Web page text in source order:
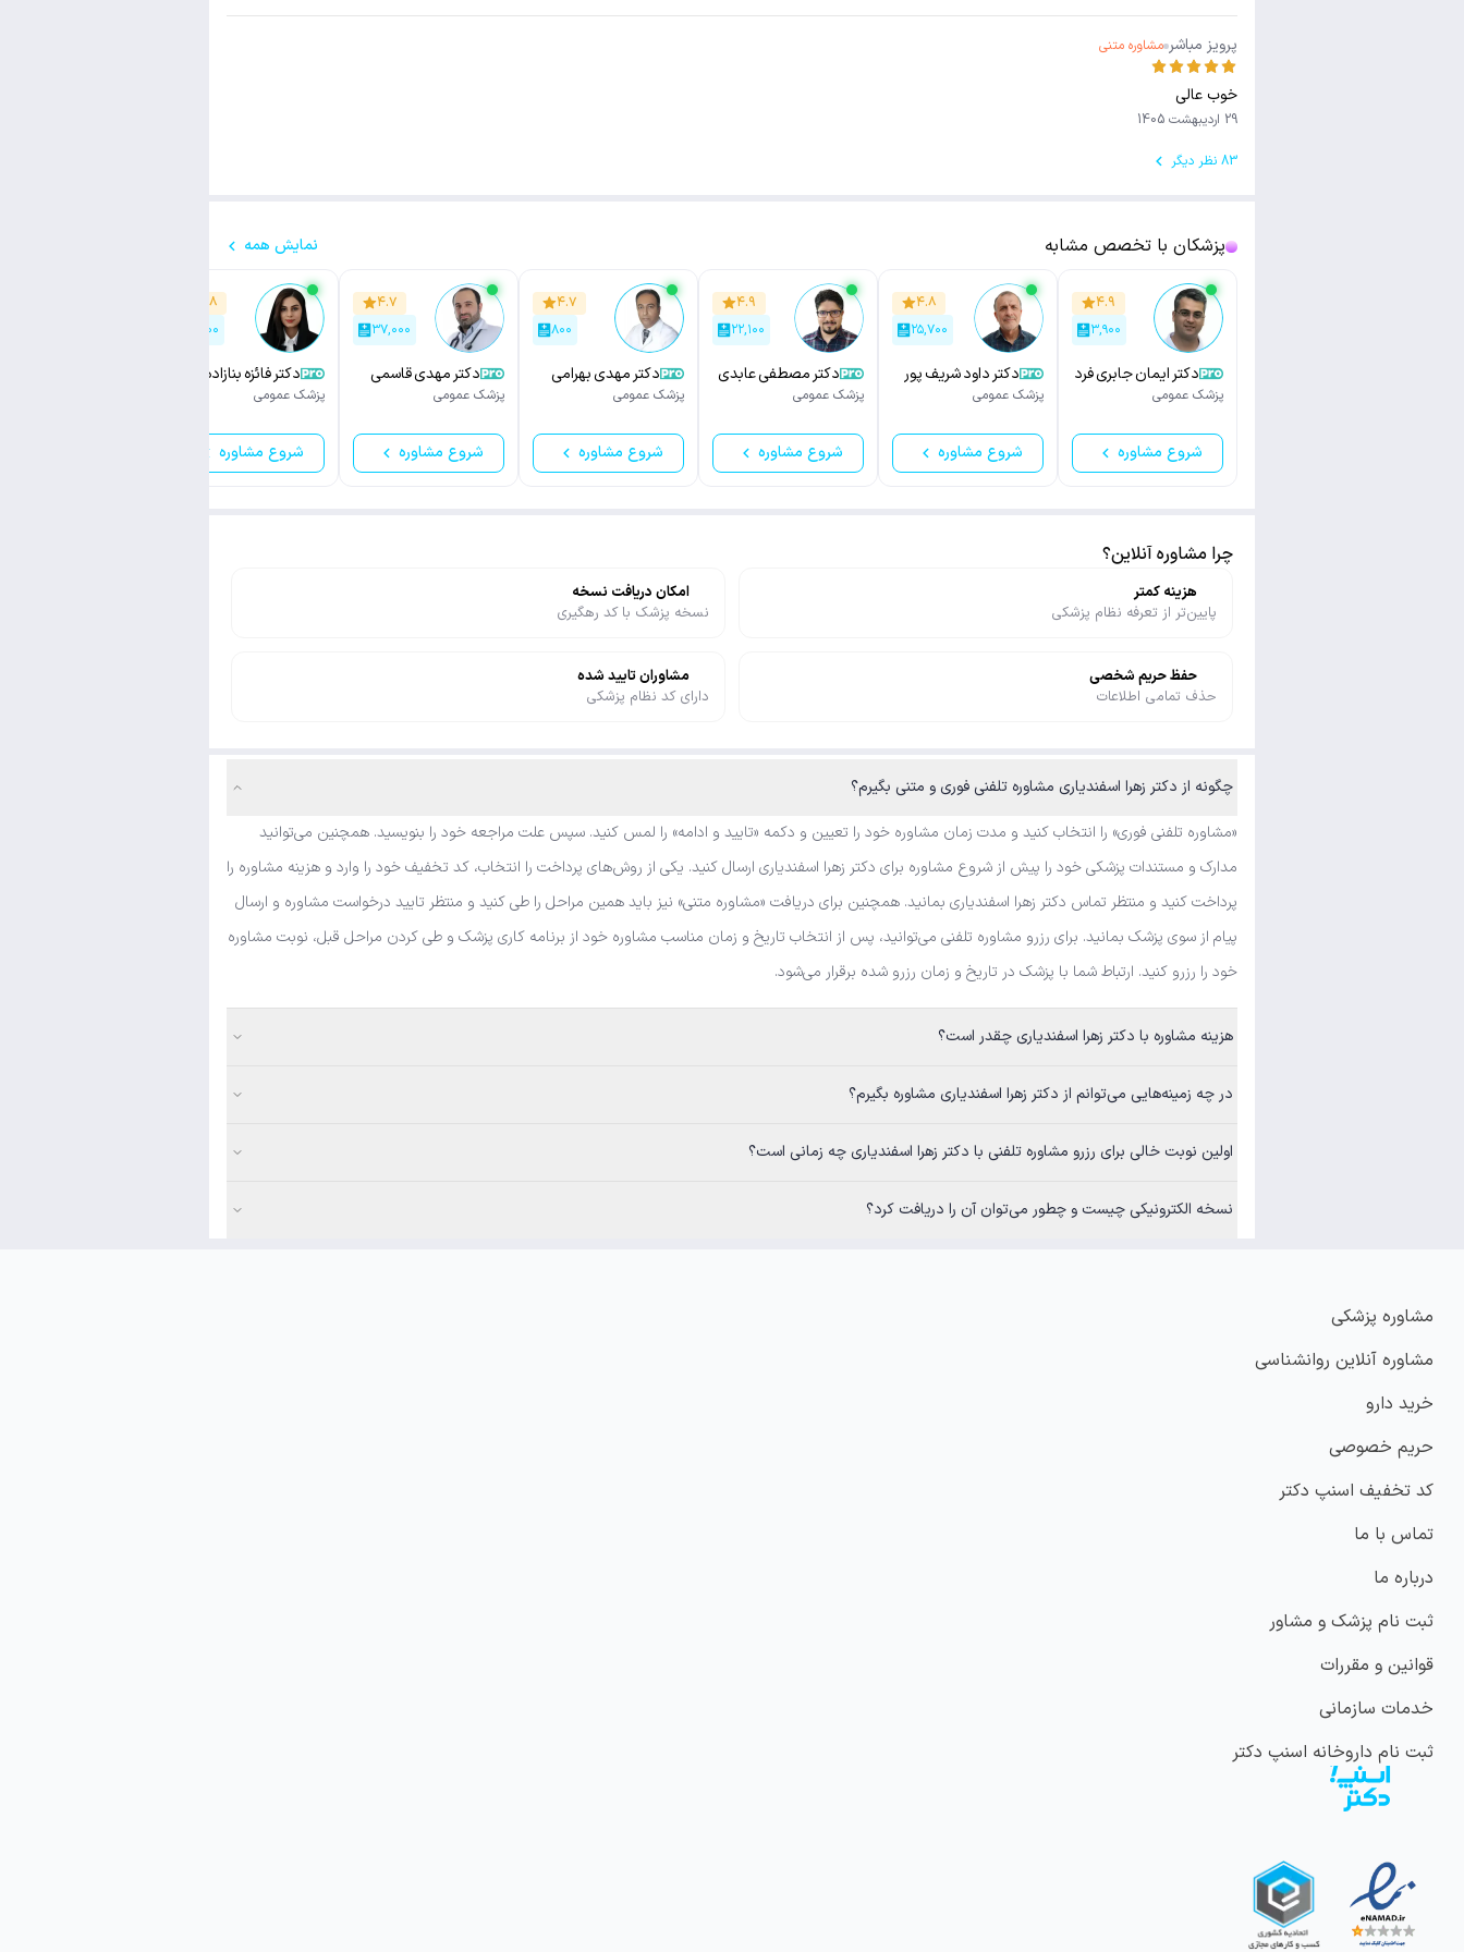
پرویز مباشر مشاوره متنی
خوب عالی
29 اردیبهشت 1405
83 نظر دیگر
پزشکان با تخصص مشابه نمایش همه
۴.۹
۳,۹۰۰
دکتر ایمان جابری فرد
پزشک عمومی
شروع مشاوره
۴.۸
۲۵,۷۰۰
دکتر داود شریف پور
پزشک عمومی
شروع مشاوره
۴.۹
۲۲,۱۰۰
دکتر مصطفی عابدی
پزشک عمومی
شروع مشاوره
۴.۷
۸۰۰
دکتر مهدی بهرامی
پزشک عمومی
شروع مشاوره
۴.۷
۳۷,۰۰۰
دکتر مهدی قاسمی
پزشک عمومی
شروع مشاوره
۴.۸
۲,۱۰۰
دکتر فائزه بنازاده
پزشک عمومی
شروع مشاوره
چرا مشاوره آنلاین؟
هزینه کمتر
پایین‌تر از تعرفه نظام پزشکی
امکان دریافت نسخه
نسخه پزشک با کد رهگیری
حفظ حریم شخصی
حذف تمامی اطلاعات
مشاوران تایید شده
دارای کد نظام پزشکی
چگونه از دکتر زهرا اسفندیاری مشاوره تلفنی فوری و متنی بگیرم؟
«مشاوره تلفنی فوری» را انتخاب کنید و مدت زمان مشاوره خود را تعیین و دکمه «تایید و ادامه» را لمس کنید. سپس علت مراجعه خود را بنویسید. همچنین می‌توانید
مدارک و مستندات پزشکی خود را پیش از شروع مشاوره برای دکتر زهرا اسفندیاری ارسال کنید. یکی از روش‌های پرداخت را انتخاب، کد تخفیف خود را وارد و هزینه مشاوره را
پرداخت کنید و منتظر تماس دکتر زهرا اسفندیاری بمانید. همچنین برای دریافت «مشاوره متنی» نیز باید همین مراحل را طی کنید و منتظر تایید درخواست مشاوره و ارسال
پیام از سوی پزشک بمانید. برای رزرو مشاوره تلفنی می‌توانید، پس از انتخاب تاریخ و زمان مناسب مشاوره خود از برنامه کاری پزشک و طی کردن مراحل قبل، نوبت مشاوره
خود را رزرو کنید. ارتباط شما با پزشک در تاریخ و زمان رزرو شده برقرار می‌شود.
هزینه مشاوره با دکتر زهرا اسفندیاری چقدر است؟
در چه زمینه‌هایی می‌توانم از دکتر زهرا اسفندیاری مشاوره بگیرم؟
اولین نوبت خالی برای رزرو مشاوره تلفنی با دکتر زهرا اسفندیاری چه زمانی است؟
نسخه الکترونیکی چیست و چطور می‌توان آن را دریافت کرد؟
مشاوره پزشکی
مشاوره آنلاین روانشناسی
خرید دارو
حریم خصوصی
کد تخفیف اسنپ دکتر
تماس با ما
درباره ما
ثبت نام پزشک و مشاور
قوانین و مقررات
خدمات سازمانی
ثبت نام داروخانه اسنپ دکتر